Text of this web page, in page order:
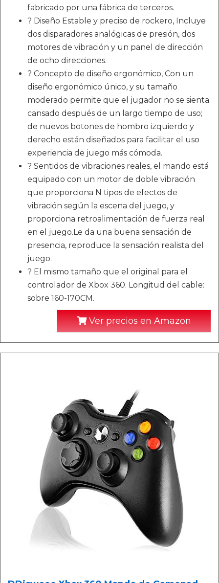
fabricado por una fábrica de terceros.
? Diseño Estable y preciso de rockero, Incluye
dos disparadores analógicas de presión, dos
motores de vibración y un panel de dirección
de ocho direcciones.
? Concepto de diseño ergonómico, Con un
diseño ergonómico único, y su tamaño
moderado permite que el jugador no se sienta
cansado después de un largo tiempo de uso;
de nuevos botones de hombro izquierdo y
derecho están diseñados para facilitar el uso
experiencia de juego más cómoda.
? Sentidos de vibraciones reales, el mando está
equipado con un motor de doble vibración
que proporciona N tipos de efectos de
vibración según la escena del juego, y
proporciona retroalimentación de fuerza real
en el juego.Le da una buena sensación de
presencia, reproduce la sensación realista del
juego.
? El mismo tamaño que el original para el
controlador de Xbox 360. Longitud del cable:
sobre 160-170CM.
Ver precios en Amazon